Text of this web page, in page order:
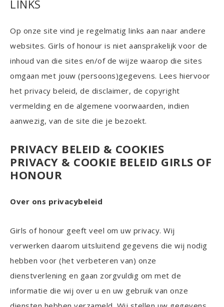
LINKS
Op onze site vind je regelmatig links aan naar andere
websites. Girls of honour is niet aansprakelijk voor de
inhoud van die sites en/of de wijze waarop die sites
omgaan met jouw (persoons)gegevens. Lees hiervoor
het privacy beleid, de disclaimer, de copyright
vermelding en de algemene voorwaarden, indien
aanwezig, van de site die je bezoekt.
PRIVACY BELEID & COOKIES
PRIVACY & COOKIE BELEID GIRLS OF
HONOUR
Over ons privacybeleid
Girls of honour geeft veel om uw privacy. Wij
verwerken daarom uitsluitend gegevens die wij nodig
hebben voor (het verbeteren van) onze
dienstverlening en gaan zorgvuldig om met de
informatie die wij over u en uw gebruik van onze